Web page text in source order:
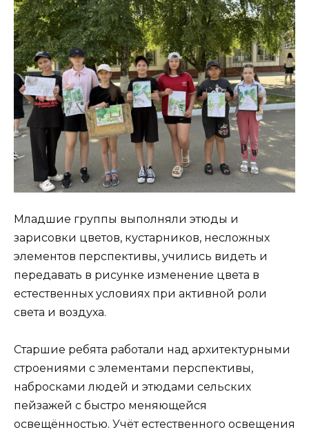
Младшие группы выполняли этюды и
зарисовки цветов, кустарников, несложных
элементов перспективы, учились видеть и
передавать в рисунке изменение цвета в
естественных условиях при активной роли
света и воздуха.
Старшие ребята работали над архитектурными
строениями с элементами перспективы,
набросками людей и этюдами сельских
пейзажей с быстро меняющейся
освещённостью. Учёт естественного освещения